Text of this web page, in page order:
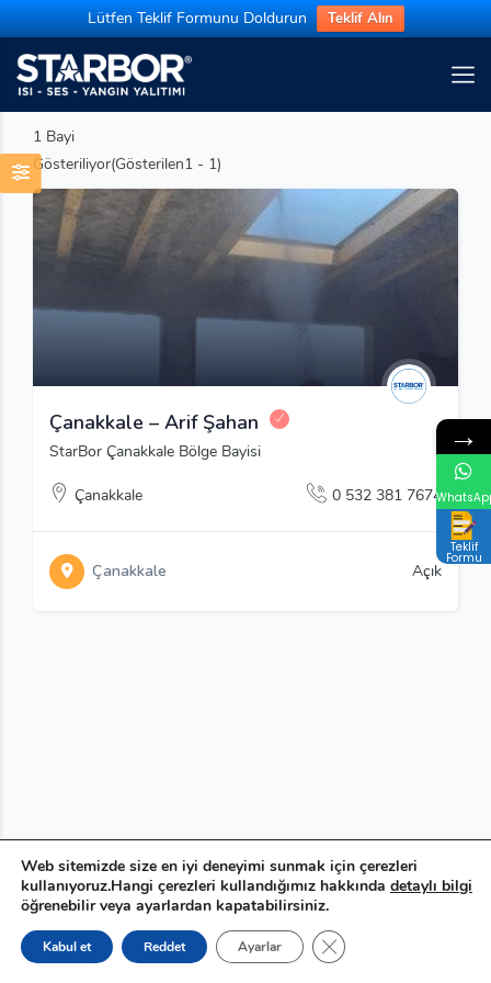
Lütfen Teklif Formunu Doldurun Teklif Alın
1 Bayi
Gösteriliyor(Gösterilen1 - 1)
Çanakkale – Arif Şahan
StarBor Çanakkale Bölge Bayisi
Çanakkale 0 532 381 7674
Çanakkale Açık
Web sitemizde size en iyi deneyimi sunmak için çerezleri
kullanıyoruz.Hangi çerezleri kullandığımız hakkında detaylı bilgi
öğrenebilir veya ayarlardan kapatabilirsiniz.
Kabul et Reddet Ayarlar GDPR çerez şeridini
→
Teklif
Formu